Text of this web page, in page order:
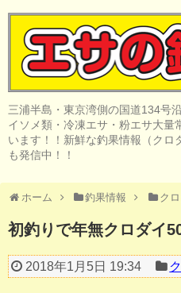
三浦半島・東京湾側の国道134号
イソメ類・冷凍エサ・粉エサ大量
います！！新鮮な釣果情報（クロ
も発信中！！
ホーム 釣果情報 ク
初釣りで年無クロダイ
2018年1月5日 19:34
H O M E
取 扱 商 品
釣 果 情 報
陸っぱりルアー